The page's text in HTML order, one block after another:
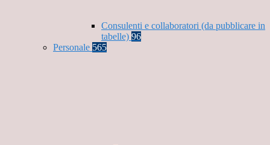
Consulenti e collaboratori (da pubblicare in
tabelle) 96
Personale 565